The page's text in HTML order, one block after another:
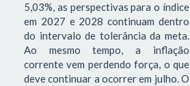
5,03%, as perspectivas para o índice
em 2027 e 2028 continuam dentro
do intervalo de tolerância da meta.
Ao mesmo tempo, a inflação
corrente vem perdendo força, o que
deve continuar a ocorrer em julho. O